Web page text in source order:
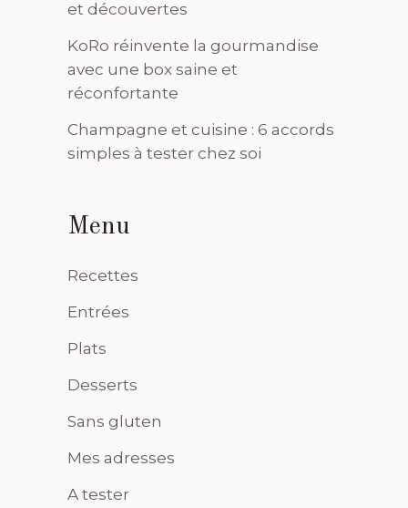
et découvertes
KoRo réinvente la gourmandise
avec une box saine et
réconfortante
Champagne et cuisine : 6 accords
simples à tester chez soi
Menu
Recettes
Entrées
Plats
Desserts
Sans gluten
Mes adresses
A tester